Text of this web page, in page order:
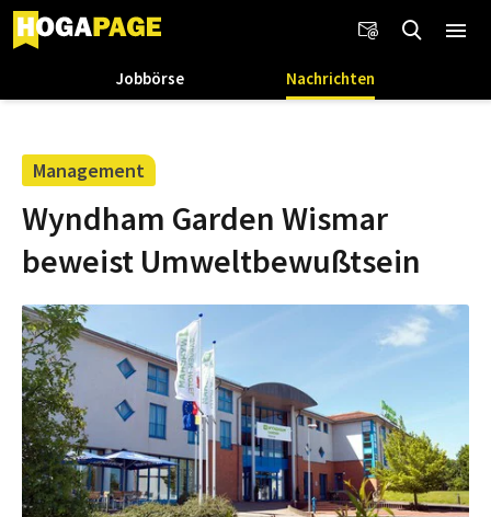
Jobbörse Nachrichten
Management
Wyndham Garden Wismar
beweist Umweltbewußtsein